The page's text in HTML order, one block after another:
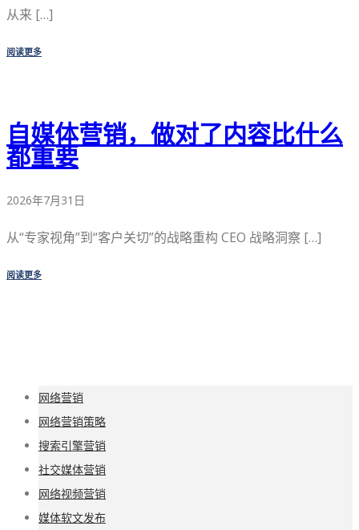
从来 […]
阅读更多
自媒体营销，做对了内容比什么
都重要
2026年7月31日
从“专家视角”到“客户关切”的战略重构 CEO 战略洞察 […]
阅读更多
网络营销
网络营销策略
搜索引擎营销
社交媒体营销
网络视频营销
媒体软文发布